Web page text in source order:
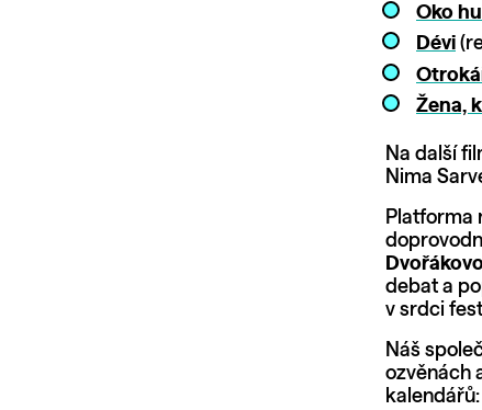
Oko
Dévi
Žena,
Na další
Nima
Platforma
debat a
v srdci
Náš
ozvěnách
kalendářů: